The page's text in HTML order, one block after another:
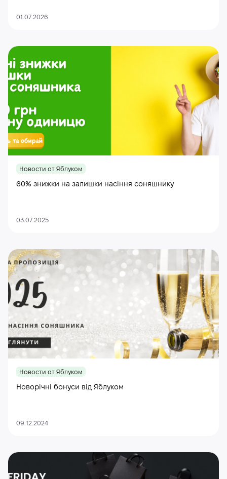
01.07.2026
Новости от Яблуком
60% знижки на залишки насіння соняшнику
03.07.2025
Новости от Яблуком
Новорічні бонуси від Яблуком
09.12.2024